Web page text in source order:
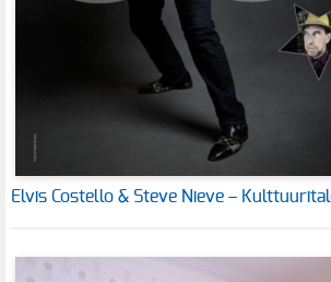
Elvis Costello & Steve Nieve –